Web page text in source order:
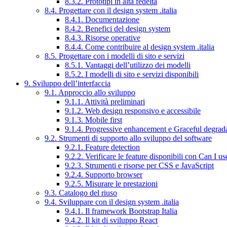
8.4. Progettare con il design system .italia
8.4.1. Documentazione
8.4.2. Benefici del design system
8.4.3. Risorse operative
8.4.4. Come contribuire al design system .italia
8.5. Progettare con i modelli di sito e servizi
8.5.1. Vantaggi dell’utilizzo dei modelli
8.5.2. I modelli di sito e servizi disponibili
9. Sviluppo dell’interfaccia
9.1. Approccio allo sviluppo
9.1.1. Attività preliminari
9.1.2. Web design responsivo e accessibile
9.1.3. Mobile first
9.1.4. Progressive enhancement e Graceful
9.2. Strumenti di supporto allo sviluppo del software
9.2.1. Feature detection
9.2.2. Verificare le feature disponibili con Can I
9.2.3. Strumenti e risorse per CSS e JavaScript
9.2.4. Supporto browser
9.2.5. Misurare le prestazioni
9.3. Catalogo del riuso
9.4. Sviluppare con il design system .italia
9.4.1. Il framework Bootstrap Italia
9.4.2. Il kit di sviluppo React